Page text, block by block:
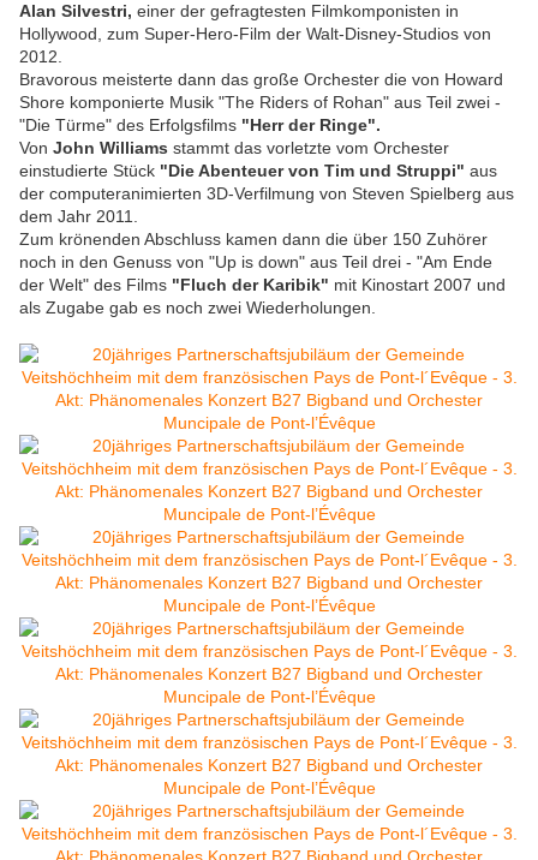
Alan Silvestri, einer der gefragtesten Filmkomponisten in
Hollywood, zum Super-Hero-Film der Walt-Disney-Studios von
2012.
Bravorous meisterte dann das große Orchester die von Howard
Shore komponierte Musik "The Riders of Rohan" aus Teil zwei -
"Die Türme" des Erfolgsfilms "Herr der Ringe".
Von John Williams stammt das vorletzte vom Orchester
einstudierte Stück "Die Abenteuer von Tim und Struppi" aus
der computeranimierten 3D-Verfilmung von Steven Spielberg aus
dem Jahr 2011.
Zum krönenden Abschluss kamen dann die über 150 Zuhörer
noch in den Genuss von "Up is down" aus Teil drei - "Am Ende
der Welt" des Films "Fluch der Karibik" mit Kinostart 2007 und
als Zugabe gab es noch zwei Wiederholungen.